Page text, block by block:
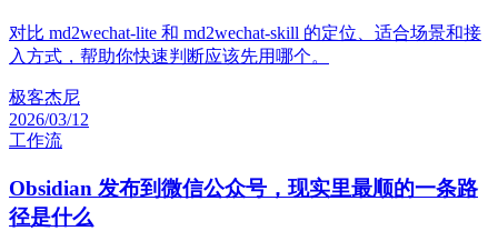
对比 md2wechat-lite 和 md2wechat-skill 的定位、适合场景和接
入方式，帮助你快速判断应该先用哪个。
极客杰尼
2026/03/12
工作流
Obsidian 发布到微信公众号，现实里最顺的一条路
径是什么